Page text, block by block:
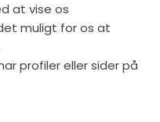
at vise os
muligt for os at
profiler eller sider på